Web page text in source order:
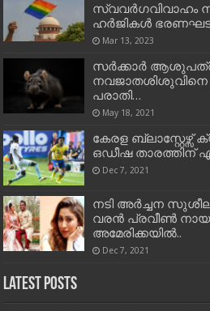
സ്വവർഗവിവാഹം
ഹർജികൾ
Mar 13, 2023
സര്‍ക്കാര്‍
നവജാതശിശുവിനെ
പരാതി…
May 18, 2021
കേരള ബ്ലാസ്റ്റേഴ്സ്
ഒഡീഷ താരത്തിന്
Dec 7, 2021
നടി അർച്ചന
വരൻ പ്രവീൺ
അമേരിക്കയിൽ..
Dec 7, 2021
Latest Posts